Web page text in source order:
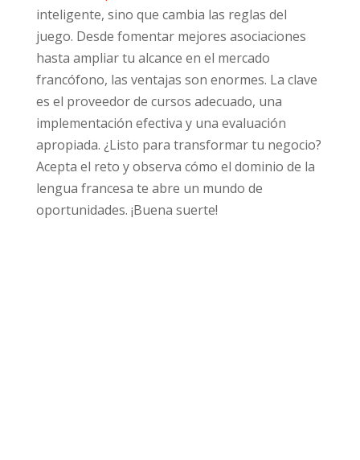
inteligente, sino que cambia las reglas del
juego. Desde fomentar mejores asociaciones
hasta ampliar tu alcance en el mercado
francófono, las ventajas son enormes. La clave
es el proveedor de cursos adecuado, una
implementación efectiva y una evaluación
apropiada. ¿Listo para transformar tu negocio?
Acepta el reto y observa cómo el dominio de la
lengua francesa te abre un mundo de
oportunidades. ¡Buena suerte!